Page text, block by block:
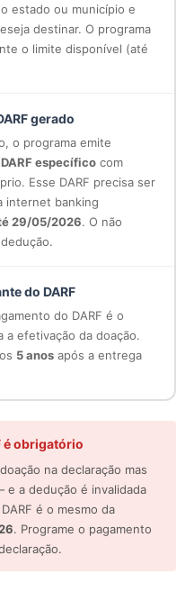
estado ou município e
destinar. O programa
o limite disponível (até
gerado
o programa emite
DARF específico com
Esse DARF precisa ser
internet banking
29/05/2026. O não
do DARF
do DARF é o
a efetivação da doação.
5 anos após a entrega
é obrigatório
na declaração mas
e a dedução é invalidada
é o mesmo da
. Programe o pagamento